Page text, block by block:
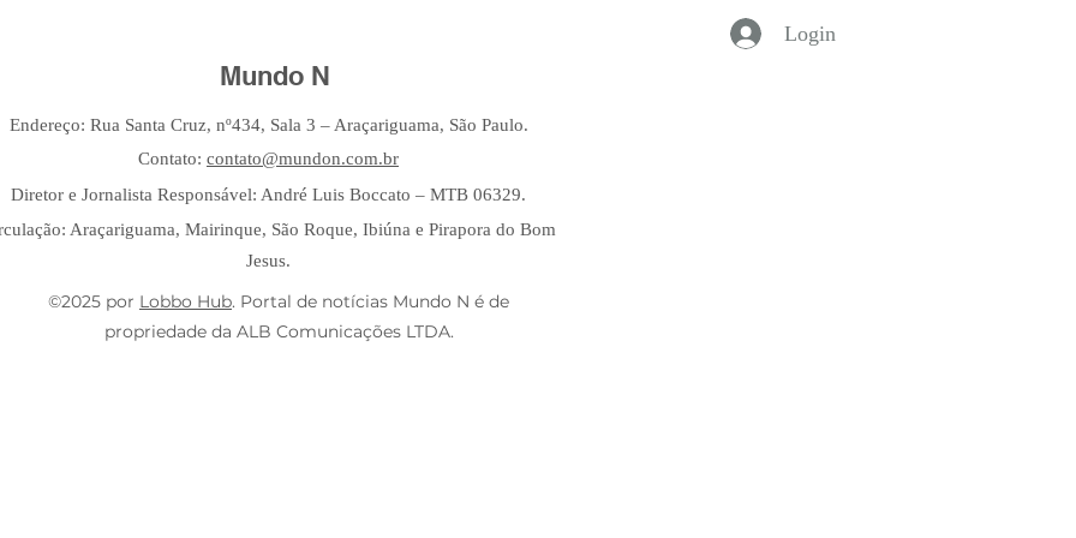
Login
Mundo N
Endereço: Rua Santa Cruz, nº434, Sala 3 – Araçariguama, São Paulo.
Contato: contato@mundon.com.br
Diretor e Jornalista Responsável: André Luis Boccato – MTB 06329.
Araçariguama, Mairinque, São Roque, Ibiúna e Pirapora do Bom
Jesus.
©2025 por Lobbo Hub. Portal de notícias Mundo N é de
propriedade da ALB Comunicações LTDA.